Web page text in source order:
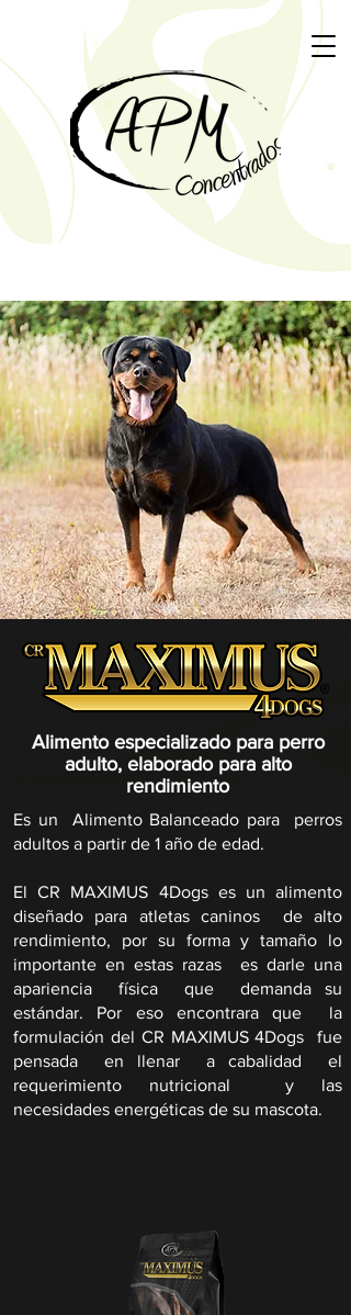
Concentrados APM
Porque la calidad
no depende del precio
Alimento especializado para perro
adulto, elaborado para alto
rendimiento
Es un Alimento Balanceado para perros
adultos a partir de 1 año de edad.
El CR MAXIMUS 4Dogs es un alimento
diseñado para atletas caninos de alto
rendimiento, por su forma y tamaño lo
importante en estas razas es darle una
apariencia física que demanda su
estándar. Por eso encontrara que la
formulación del CR MAXIMUS 4Dogs fue
pensada en llenar a cabalidad el
requerimiento nutricional y las
necesidades energéticas de su mascota.​